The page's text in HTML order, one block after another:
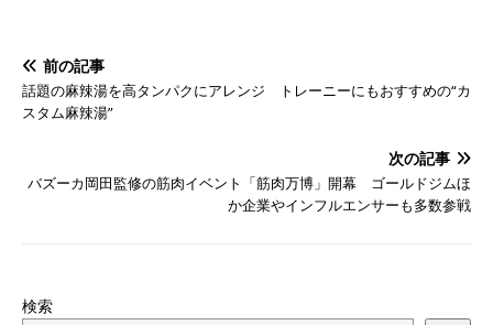
前の記事
話題の麻辣湯を高タンパクにアレンジ トレーニーにもおすすめの“カ
スタム麻辣湯”
次の記事
バズーカ岡田監修の筋肉イベント「筋肉万博」開幕 ゴールドジムほ
か企業やインフルエンサーも多数参戦
検索